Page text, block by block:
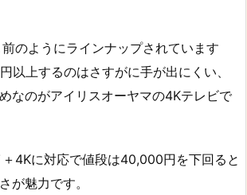
のようにラインナップされています
以上するのはさすがに手が出にくい、
なのがアイリスオーヤマの4Kテレビで
4Kに対応で値段は40,000円を下回ると
が魅力です。